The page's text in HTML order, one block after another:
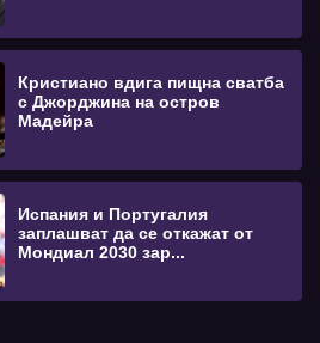
Кристиано вдига пищна сватба
с Джорджина на остров
Мадейра
Испания и Португалия
заплашват да се откажат от
Мондиал 2030 зар...